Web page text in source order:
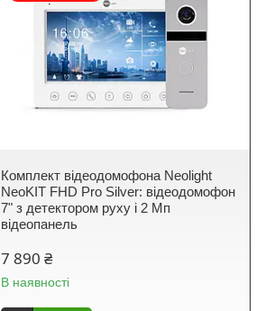
Комплект відеодомофона Neolight
NeoKIT FHD Pro Silver: відеодомофон
7" з детектором руху і 2 Мп
відеопанель
7 890 ₴
В наявності